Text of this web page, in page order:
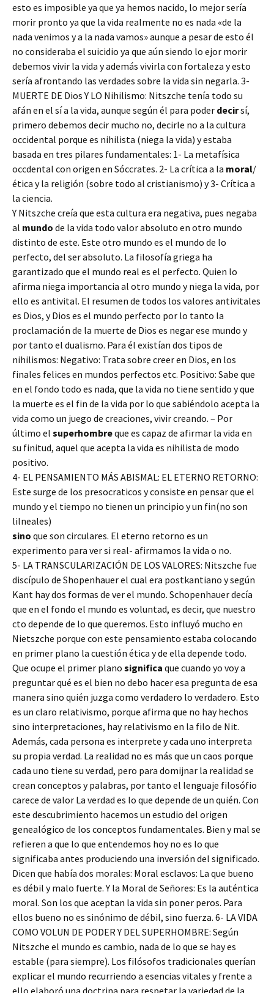
esto es imposible ya que ya hemos nacido, lo mejor sería
morir pronto ya que la vida realmente no es nada «de la
nada venimos y a la nada vamos» aunque a pesar de esto él
no consideraba el suicidio ya que aún siendo lo ejor morir
debemos vivir la vida y además vivirla con fortaleza y esto
sería afrontando las verdades sobre la vida sin negarla. 3-
MUERTE DE Dios Y LO Nihilismo: Nitszche tenía todo su
afán en el sí a la vida, aunque según él para poder decirsí,
primero debemos decir mucho no, decirle no a la cultura
occidental porque es nihilista (niega la vida) y estaba
basada en tres pilares fundamentales: 1- La metafísica
occdental con origen en Sóccrates. 2- La crítica a la moral/
ética y la religión (sobre todo al cristianismo) y 3- Crítica a
la ciencia.
Y Nitszche creía que esta cultura era negativa, pues negaba
al mundo de la vida todo valor absoluto en otro mundo
distinto de este. Este otro mundo es el mundo de lo
perfecto, del ser absoluto. La filosofía griega ha
garantizado que el mundo real es el perfecto. Quien lo
afirma niega importancia al otro mundo y niega la vida, por
ello es antivital. El resumen de todos los valores antivitales
es Dios, y Dios es el mundo perfecto por lo tanto la
proclamación de la muerte de Dios es negar ese mundo y
por tanto el dualismo. Para él existían dos tipos de
nihilismos: Negativo: Trata sobre creer en Dios, en los
finales felices en mundos perfectos etc. Positivo: Sabe que
en el fondo todo es nada, que la vida no tiene sentido y que
la muerte es el fin de la vida por lo que sabiéndolo acepta la
vida como un juego de creaciones, vivir creando. – Por
último el superhombreque es capaz de afirmar la vida en
su finitud, aquel que acepta la vida es nihilista de modo
positivo.
4- EL PENSAMIENTO MÁS ABISMAL: EL ETERNO RETORNO:
Este surge de los presocraticos y consiste en pensar que el
mundo y el tiempo no tienen un principio y un fin(no son
lilneales)
sino que son circulares. El eterno retorno es un
experimento para ver si real- afirmamos la vida o no.
5- LA TRANSCULARIZACIÓN DE LOS VALORES: Nitszche fue
discípulo de Shopenhauer el cual era postkantiano y según
Kant hay dos formas de ver el mundo. Schopenhauer decía
que en el fondo el mundo es voluntad, es decir, que nuestro
cto depende de lo que queremos. Esto influyó mucho en
Nietszche porque con este pensamiento estaba colocando
en primer plano la cuestión ética y de ella depende todo.
Que ocupe el primer plano significa que cuando yo voy a
preguntar qué es el bien no debo hacer esa pregunta de esa
manera sino quién juzga como verdadero lo verdadero. Esto
es un claro relativismo, porque afirma que no hay hechos
sino interpretaciones, hay relativismo en la filo de Nit.
Además, cada persona es interprete y cada uno interpreta
su propia verdad. La realidad no es más que un caos porque
cada uno tiene su verdad, pero para domijnar la realidad se
crean conceptos y palabras, por tanto el lenguaje filosófio
carece de valor La verdad es lo que depende de un quién. Con
este descubrimiento hacemos un estudio del origen
genealógico de los conceptos fundamentales. Bien y mal se
refieren a que lo que entendemos hoy no es lo que
significaba antes produciendo una inversión del significado.
Dicen que había dos morales: Moral esclavos: La que bueno
es débil y malo fuerte. Y la Moral de Señores: Es la auténtica
moral. Son los que aceptan la vida sin poner peros. Para
ellos bueno no es sinónimo de débil, sino fuerza. 6- LA VIDA
COMO VOLUN DE PODER Y DEL SUPERHOMBRE: Según
Nitszche el mundo es cambio, nada de lo que se hay es
estable (para siempre). Los filósofos tradicionales querían
explicar el mundo recurriendo a esencias vitales y frente a
ello elaboró una doctrina para respetar la variedad de la